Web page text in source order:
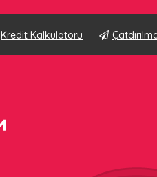
Kredit Kalkulatoru